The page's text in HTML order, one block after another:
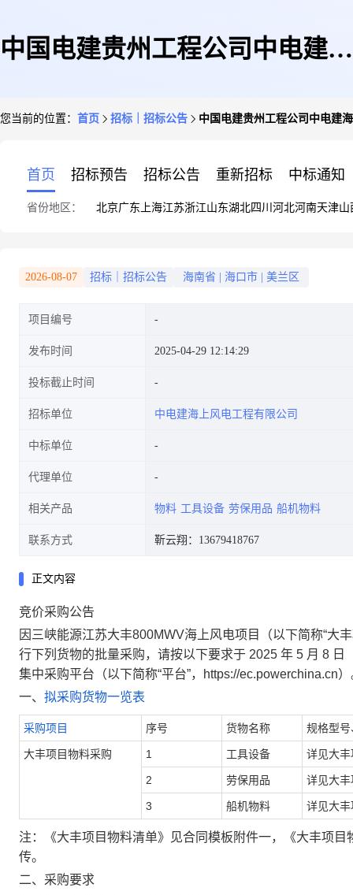
中国电建贵州工程公司中电建海
料采购项目竞价公告
您当前的位置： 首页 招标｜招标公告 中国电建贵州工程公司中电建
首页 招标预告 招标公告 重新招标 中标通知
省份地区： 北京广东 上海江苏浙江山东湖北四川 河北河南天津山
2026-08-07 招标｜招标公告 海南省 海口市 美兰区
项目编号
发布时间 2025-04-29 12:14:29
投标截止时间
招标单位 中电建海上风电工程有限公司
中标单位
代理单位
相关产品 物料 工具设备 劳保用品 船机物料
联系方式 靳云翔：13679418767
正文内容
竞价采购公告
因 三峡能源江苏大丰800MWV海上风电项目（以下简称“大
行下列货物的批量采购， 请按以下要求于 2025 年 5 月 8 日
集中采购平台（以下简称“平台”，https://ec.powerchina.cn
一、 拟采购货物一览表
采购项目 序号 货物名称 规格型
大丰项目物料采购 1 工具设备 详见大
2 劳保用品 详见大
3 船机物料 详见大
注：
《大丰项目物料清单》见合同模板附件一，《大丰项
传。
二、采购要求